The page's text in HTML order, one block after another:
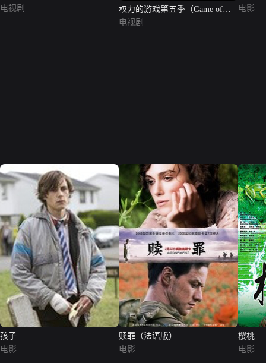
电视剧
权力的游戏第五季（Game of
Thrones Season 5）
电视剧
电影
孩子
电影
赎罪（法语版）
电影
樱桃
电影